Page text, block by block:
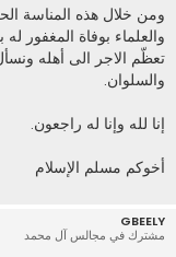
ومن خلال هذه المناسة
والعلماء بوفاة المغفور
تعظّم الاجر الى أهله
والسلوان.
إنا لله وإنا له راجعون.
أخوكم مسلم الإسلام
GBEELY
مشترك في مجالس آل محمد